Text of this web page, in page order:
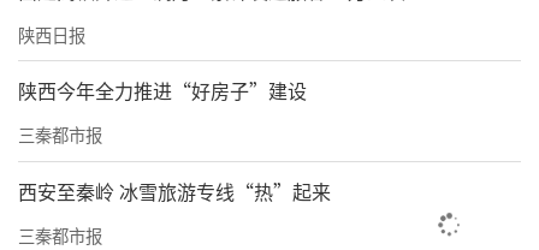
陕西日报
陕西今年全力推进“好房子”建设
三秦都市报
西安至秦岭 冰雪旅游专线“热”起来
三秦都市报